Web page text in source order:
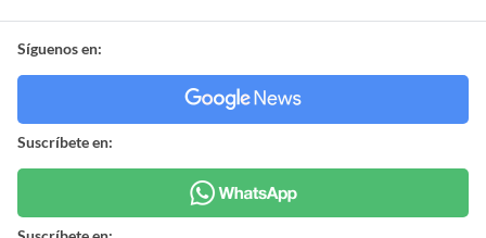
Síguenos en:
Suscríbete en: